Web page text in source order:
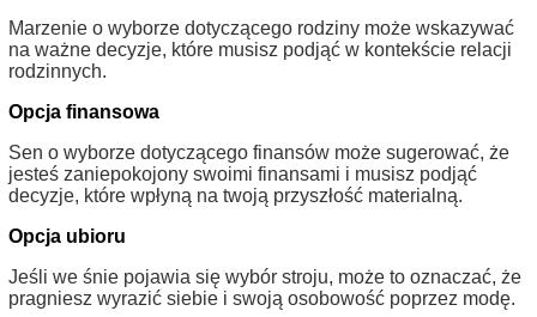
Marzenie o wyborze dotyczącego rodziny może wskazywać
na ważne decyzje, które musisz podjąć w kontekście relacji
rodzinnych.
Opcja finansowa
Sen o wyborze dotyczącego finansów może sugerować, że
jesteś zaniepokojony swoimi finansami i musisz podjąć
decyzje, które wpłyną na twoją przyszłość materialną.
Opcja ubioru
Jeśli we śnie pojawia się wybór stroju, może to oznaczać, że
pragniesz wyrazić siebie i swoją osobowość poprzez modę.